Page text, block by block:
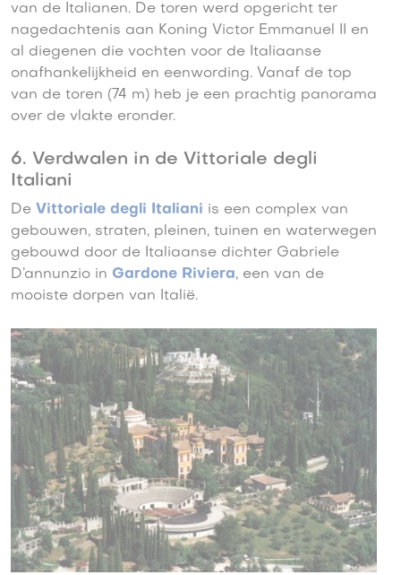
van de Italianen. De toren werd opgericht ter
nagedachtenis aan Koning Victor Emmanuel II en
al diegenen die vochten voor de Italiaanse
onafhankelijkheid en eenwording. Vanaf de top
van de toren (74 m) heb je een prachtig panorama
over de vlakte eronder.
6. Verdwalen in de Vittoriale degli
Italiani
De Vittoriale degli Italiani is een complex van
gebouwen, straten, pleinen, tuinen en waterwegen
gebouwd door de Italiaanse dichter Gabriele
D’annunzio in Gardone Riviera, een van de
mooiste dorpen van Italië.